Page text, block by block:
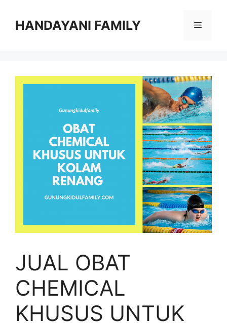
HANDAYANI FAMILY Menu
JUAL OBAT
CHEMICAL
KHUSUS UNTUK